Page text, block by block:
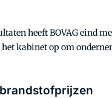
heeft BOVAG eind
kabinet op om